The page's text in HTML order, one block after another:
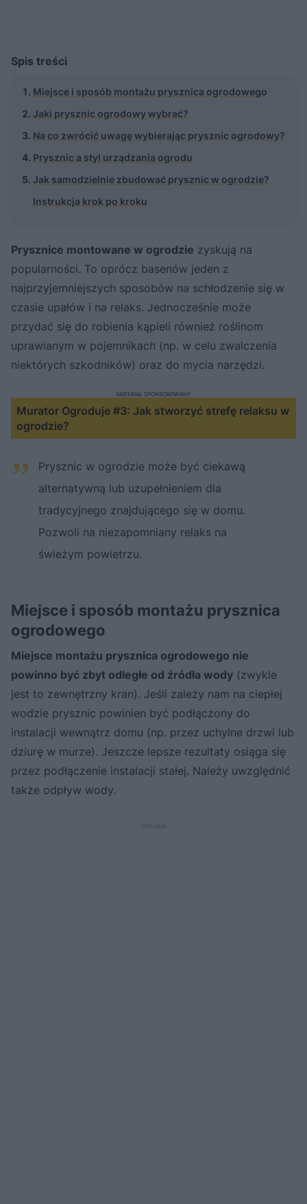
Spis treści
Miejsce i sposób montażu prysznica ogrodowego
Jaki prysznic ogrodowy wybrać?
Na co zwrócić uwagę wybierając prysznic ogrodowy?
Prysznic a styl urządzania ogrodu
Jak samodzielnie zbudować prysznic w ogrodzie?
Instrukcja krok po kroku
Prysznice montowane w ogrodzie zyskują na
popularności. To oprócz basenów jeden z
najprzyjemniejszych sposobów na schłodzenie się w
czasie upałów i na relaks. Jednocześnie może
przydać się do robienia kąpieli również roślinom
uprawianym w pojemnikach (np. w celu zwalczenia
niektórych szkodników) oraz do mycia narzędzi.
Murator Ogroduje #3: Jak stworzyć strefę relaksu w
ogrodzie?
MATERIAŁ SPONSOROWANY
Spróbuj ponownie
Prysznic w ogrodzie może być ciekawą
alternatywną lub uzupełnieniem dla
tradycyjnego znajdującego się w domu.
Pozwoli na niezapomniany relaks na
świeżym powietrzu.
Miejsce i sposób montażu prysznica
ogrodowego
Miejsce montażu prysznica ogrodowego nie
powinno być zbyt odległe od źródła wody (zwykle
jest to zewnętrzny kran). Jeśli zależy nam na ciepłej
wodzie prysznic powinien być podłączony do
instalacji wewnątrz domu (np. przez uchylne drzwi lub
dziurę w murze). Jeszcze lepsze rezultaty osiąga się
przez podłączenie instalacji stałej. Należy uwzględnić
także odpływ wody.